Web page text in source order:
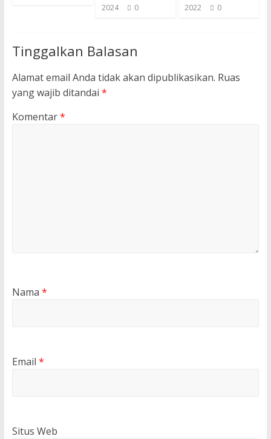
2024
0
2022
0
Tinggalkan Balasan
Alamat email Anda tidak akan dipublikasikan. Ruas
yang wajib ditandai *
Komentar*
Nama *
Email *
Situs Web